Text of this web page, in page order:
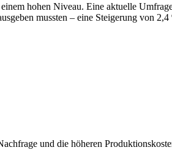
hohen Niveau. Eine aktuelle
mussten – eine Steigerung von
und die höheren